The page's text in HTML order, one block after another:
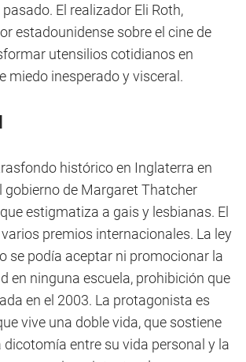
El realizador Eli Roth,
estadounidense sobre el cine de
utensilios cotidianos en
miedo inesperado y visceral.
histórico en Inglaterra en
gobierno de Margaret Thatcher
estigmatiza a gais y lesbianas. El
premios internacionales. La ley
se podía aceptar ni promocionar la
en ninguna escuela, prohibición que
en el 2003. La protagonista es
vive una doble vida, que sostiene
dicotomía entre su vida personal y la